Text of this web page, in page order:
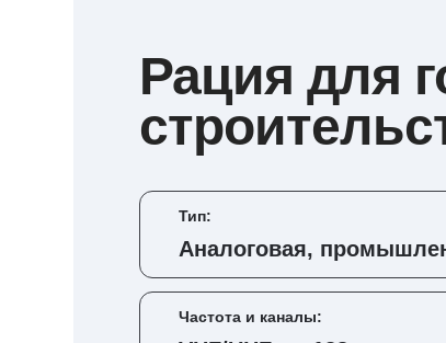
Рация для
Тип:
Аналоговая,
Частота и каналы: